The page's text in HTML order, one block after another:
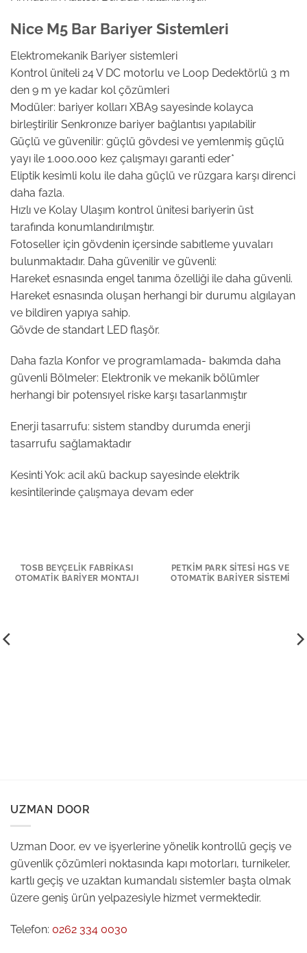
Nice M5 Bar Bariyer Sistemleri
Elektromekanik Bariyer sistemleri
Kontrol üniteli 24 V DC motorlu ve Loop Dedektörlü 3 m
den 9 m ye kadar kol çözümleri
Modüler: bariyer kolları XBA9 sayesinde kolayca
birleştirilir Senkronıze bariyer bağlantısı yapılabilir
Güçlü ve güvenilir: güçlü gövdesi ve yemlenmiş güçlü
yayı ile 1.000.000 kez çalışmayı garanti eder*
Eliptik kesimli kolu ile daha güçlü ve rüzgara karşı direnci
daha fazla.
Hızlı ve Kolay Ulaşım kontrol ünitesi bariyerin üst
tarafında konumlandırılmıştır.
Fotoseller için gövdenin içersinde sabıtleme yuvaları
bulunmaktadır. Daha güvenilir ve güvenli:
Hareket esnasında engel tanıma özelliği ile daha güvenli.
Hareket esnasında oluşan herhangi bir durumu algılayan
ve bildiren yapıya sahip.
Gövde de standart LED flaşör.
Daha fazla Konfor ve programlamada- bakımda daha
güvenli Bölmeler: Elektronik ve mekanik bölümler
herhangi bir potensıyel riske karşı tasarlanmıştır
Enerji tasarrufu: sistem standby durumda enerji
tasarrufu sağlamaktadır
Kesinti Yok: acil akü backup sayesinde elektrik
kesintilerinde çalışmaya devam eder
TOSB BEYÇELIK FABRIKASI
OTOMATIK BARIYER MONTAJI
PETKIM PARK SITESI HGS VE
OTOMATIK BARIYER SISTEMI
UZMAN DOOR
Uzman Door, ev ve işyerlerine yönelik kontrollü geçiş ve
güvenlik çözümleri noktasında kapı motorları, turnikeler,
kartlı geçiş ve uzaktan kumandalı sistemler başta olmak
üzere geniş ürün yelpazesiyle hizmet vermektedir.
Telefon: 0262 334 0030